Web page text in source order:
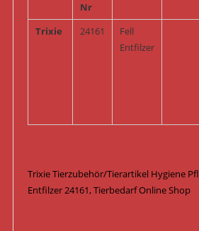
Nr
Trixie 24161
Fell
Entfilzer
Trixie Tierzubehör/Tierartikel Hygiene
Entfilzer 24161, Tierbedarf Online Shop